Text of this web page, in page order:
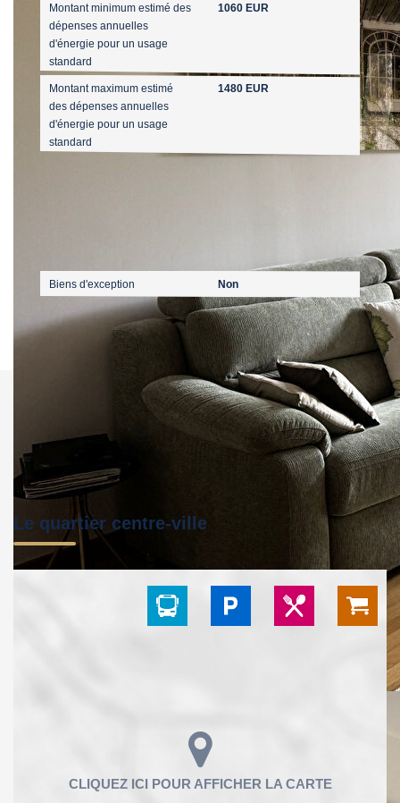
Montant minimum estimé des
dépenses annuelles
d'énergie pour un usage
standard
1060 EUR
Montant maximum estimé
des dépenses annuelles
d'énergie pour un usage
standard
1480 EUR
Biens d'exception Non
Le quartier centre-ville